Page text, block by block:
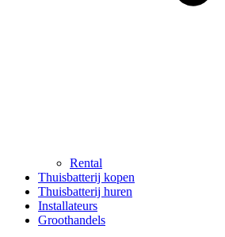
Rental
Thuisbatterij kopen
Thuisbatterij huren
Installateurs
Groothandels